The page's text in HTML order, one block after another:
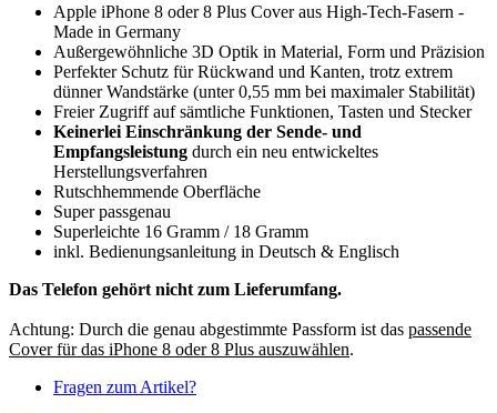
Apple iPhone 8 oder 8 Plus Cover aus High-Tech-Fasern -
Made in Germany
Außergewöhnliche 3D Optik in Material, Form und Präzision
Perfekter Schutz für Rückwand und Kanten, trotz extrem
dünner Wandstärke (unter 0,55 mm bei maximaler Stabilität)
Freier Zugriff auf sämtliche Funktionen, Tasten und Stecker
Keinerlei Einschränkung der Sende- und
Empfangsleistung durch ein neu entwickeltes
Herstellungsverfahren
Rutschhemmende Oberfläche
Super passgenau
Superleichte 16 Gramm / 18 Gramm
inkl. Bedienungsanleitung in Deutsch & Englisch
Das Telefon gehört nicht zum Lieferumfang.
Achtung: Durch die genau abgestimmte Passform ist das passende
Cover für das iPhone 8 oder 8 Plus auszuwählen.
Fragen zum Artikel?